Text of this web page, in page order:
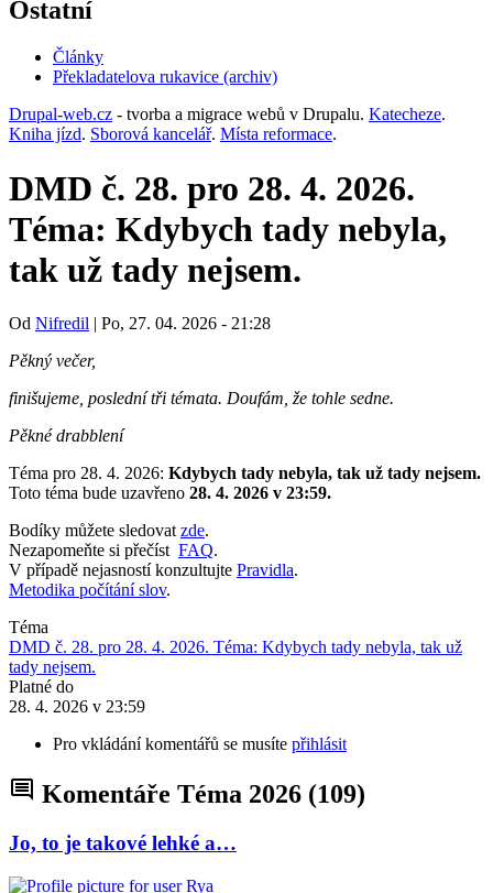
Ostatní
Články
Překladatelova rukavice (archiv)
new
tab)
Drupal-web.cz - tvorba a migrace webů v Drupalu. Katecheze.
Kniha jízd. Sborová kancelář. Místa reformace.
DMD č. 28. pro 28. 4. 2026.
Téma: Kdybych tady nebyla,
tak už tady nejsem.
Od Nifredil | Po, 27. 04. 2026 - 21:28
Pěkný večer,
finišujeme, poslední tři témata. Doufám, že tohle sedne.
Pěkné drabblení
Téma pro 28. 4. 2026: Kdybych tady nebyla, tak už tady nejsem.
Toto téma bude uzavřeno 28. 4. 2026 v 23:59.
Bodíky můžete sledovat zde.
Nezapomeňte si přečíst FAQ.
V případě nejasností konzultujte Pravidla.
Metodika počítání slov.
Téma
DMD č. 28. pro 28. 4. 2026. Téma: Kdybych tady nebyla, tak už
tady nejsem.
Platné do
28. 4. 2026 v 23:59
Pro vkládání komentářů se musíte přihlásit
Komentáře Téma 2026 (109)
Jo, to je takové lehké a…